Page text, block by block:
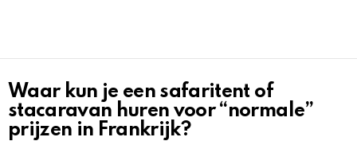
HET
OVERZICHT
Waar kun je een safaritent of
stacaravan huren voor “normale”
prijzen in Frankrijk?